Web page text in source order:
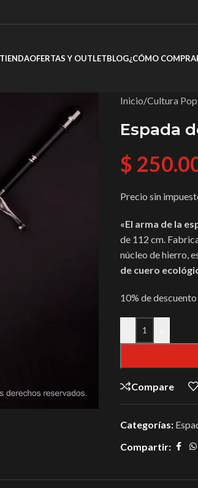
OFERTAS Y OUTLETBLOG¿CÓMO
Inicio/Cultura
Espada
$
Precio sin
«El arma de la
de 112 cm.
núcleo de hierro,
de cuero
10% de
Compare
Categorías:
Compartir: